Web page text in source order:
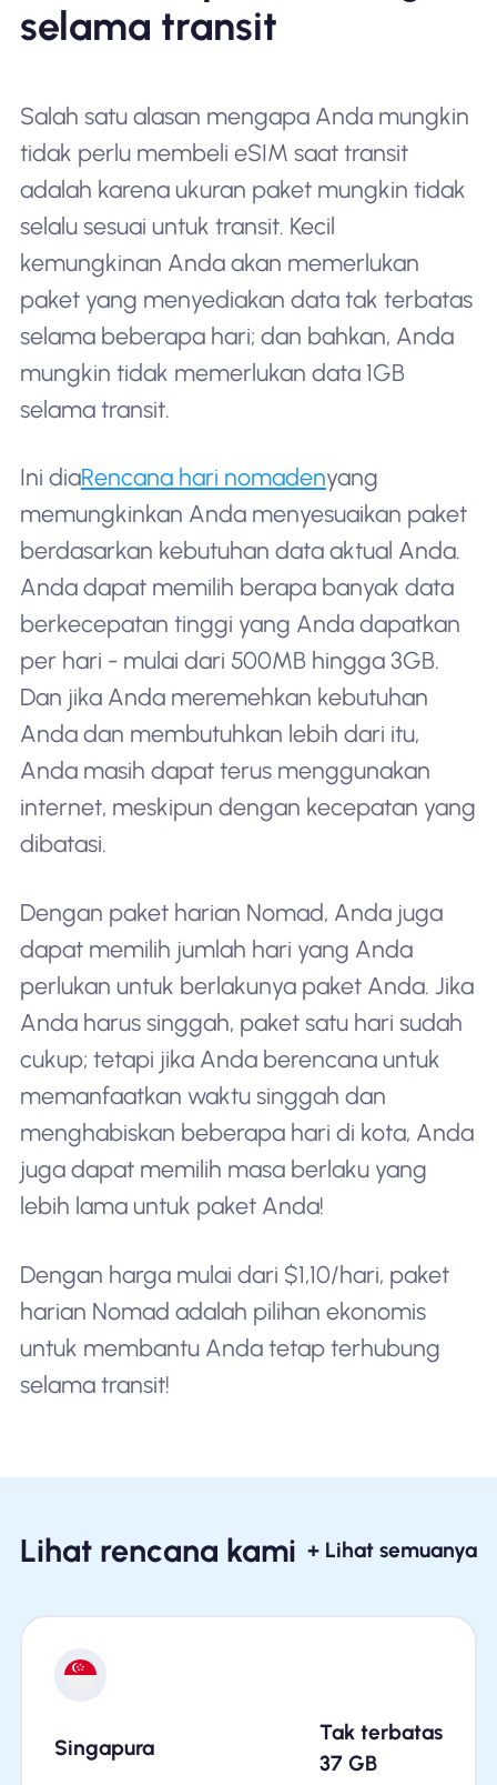
selama transit
Salah satu alasan mengapa Anda mungkin
tidak perlu membeli eSIM saat transit
adalah karena ukuran paket mungkin tidak
selalu sesuai untuk transit. Kecil
kemungkinan Anda akan memerlukan
paket yang menyediakan data tak terbatas
selama beberapa hari; dan bahkan, Anda
mungkin tidak memerlukan data 1GB
selama transit.
Ini diaRencana hari nomadenyang
memungkinkan Anda menyesuaikan paket
berdasarkan kebutuhan data aktual Anda.
Anda dapat memilih berapa banyak data
berkecepatan tinggi yang Anda dapatkan
per hari - mulai dari 500MB hingga 3GB.
Dan jika Anda meremehkan kebutuhan
Anda dan membutuhkan lebih dari itu,
Anda masih dapat terus menggunakan
internet, meskipun dengan kecepatan yang
dibatasi.
Dengan paket harian Nomad, Anda juga
dapat memilih jumlah hari yang Anda
perlukan untuk berlakunya paket Anda. Jika
Anda harus singgah, paket satu hari sudah
cukup; tetapi jika Anda berencana untuk
memanfaatkan waktu singgah dan
menghabiskan beberapa hari di kota, Anda
juga dapat memilih masa berlaku yang
lebih lama untuk paket Anda!
Dengan harga mulai dari $1,10/hari, paket
harian Nomad adalah pilihan ekonomis
untuk membantu Anda tetap terhubung
selama transit!
Lihat rencana kami + Lihat semuanya
Singapura
Tak terbatas
37 GB